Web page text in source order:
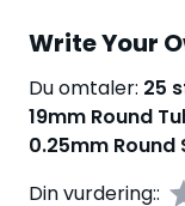
Write Your
Du omtaler: 25
19mm Round
0.25mm
Din vurdering::